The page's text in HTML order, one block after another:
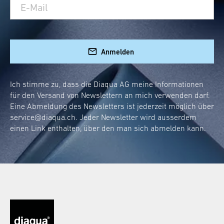
Rostfrei und leicht zu reinigen
Modernes Design, das zu jeder
Badeinrichtung passt
Hohe Belastbarkeit für maximale
Sicherheit
Der optimale Klappgriff für
das WC
Ein WC-Klappgriff muss besonderen
Diaqua®hat es sich zur Aufgabe gemacht,
Produkte zu entwickeln, die genau diese
Anmelden
Ich stimme zu, dass die Diaqua AG meine Informationen
für den Versand von Newslettern an mich verwenden darf.
Eine Abmeldung des Newsletters ist jederzeit möglich über
service@diaqua.ch. Jeder Newsletter wird ausserdem
einen Link enthalten, über den man sich abmelden kann.